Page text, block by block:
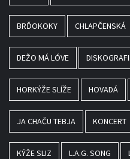
BRĎOKOKY CHLAPČENSKÁ
DEŽO MÁ LÓVE
HORKÝŽE SLÍŽE HOVADÁ
JA CHAČU TEBJA KONCERT
KÝŽE SLIZ L.A.G. SONG